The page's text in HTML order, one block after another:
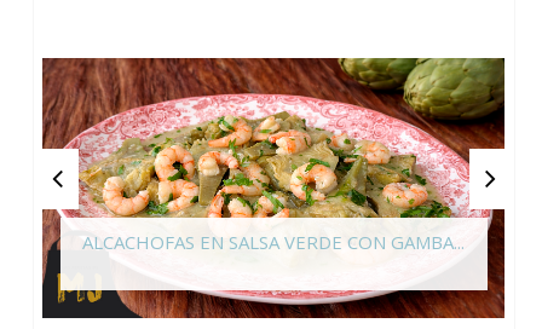
ALCACHOFAS EN SALSA VERDE CON GAMBA...